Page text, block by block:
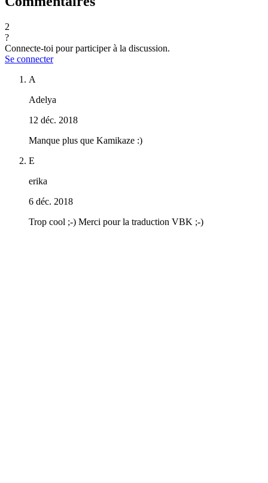
2
?
Connecte-toi pour participer à la discussion.
Se connecter
A
Adelya
12 déc. 2018
Manque plus que Kamikaze :)
E
erika
6 déc. 2018
Trop cool ;-) Merci pour la traduction VBK ;-)